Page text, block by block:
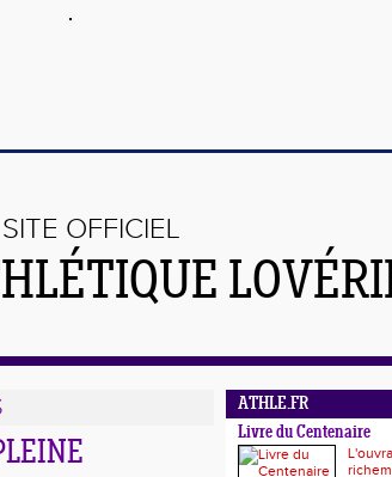
SITE OFFICIEL
ATHLE.FR
Livre du Centenaire